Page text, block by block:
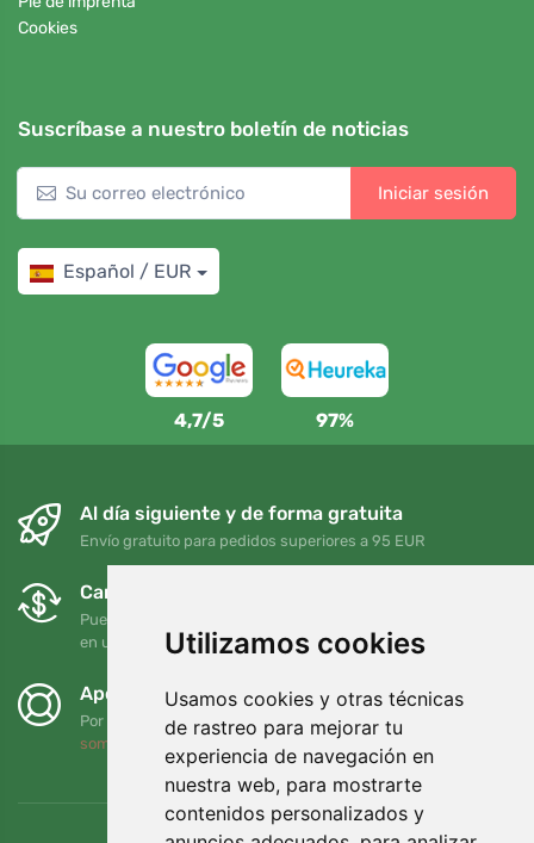
Utilizamos cookies
Usamos cookies y otras técnicas
de rastreo para mejorar tu
experiencia de navegación en
nuestra web, para mostrarte
contenidos personalizados y
Cookies
Suscríbase a nuestro boletín de noticias
Iniciar sesión
Español / EUR
4,7/5 97%
Al día siguiente y de forma gratuita
Envío gratuito para pedidos superiores a 95 EUR
Cambios y devoluciones gratuitos
Puede devolver o cambiar su pedido en cualquier momento
en un plazo de 90 días
Apoyamos a Trees.org
Por cada pedido plantamos un árbol. Leer más
somos